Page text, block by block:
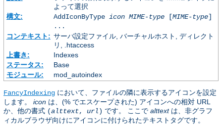
よって選択
構文:
AddIconByType icon MIME-type[MIME-type]
...
コンテキスト: サーバ設定ファイル, バーチャルホスト, ディレクト
リ, .htaccess
上書き:
Indexes
ステータス:
Base
モジュール:
mod_autoindex
FancyIndexing において、ファイルの隣に表示するアイコンを設定
します。 icon は、(% でエスケープされた) アイコンへの相対 URL
か、他の書式 (alttext, url) です。 ここで alttextは、非グラフ
ィカルブラウザ向けにアイコンに付けられたテキストタグです。